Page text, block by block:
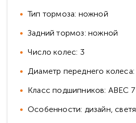
Тип тормоза: ножной
Задний тормоз: ножной
Число колес: 3
Диаметр переднего
Класс подшипников: ABEC
Особенности: дизайн,